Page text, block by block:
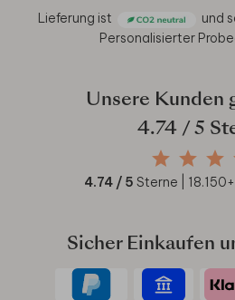
Lieferung ist und
Personalisierter
Unsere Kunden
4.74/ 5
4.74 / 5 Sterne | 18.150
Sicher Einkaufen